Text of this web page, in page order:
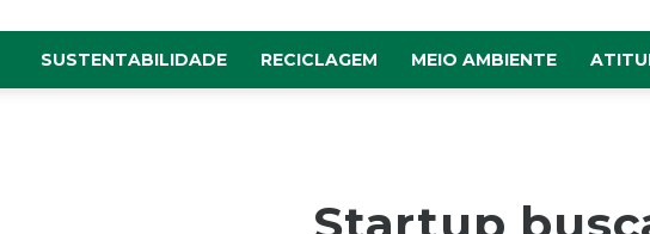
SUSTENTABILIDADE RECICLAGEM MEIO AMBIENTE